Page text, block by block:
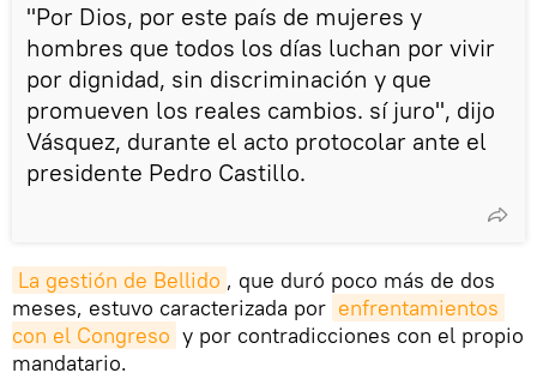
"Por Dios, por este país de mujeres y
hombres que todos los días luchan por vivir
por dignidad, sin discriminación y que
promueven los reales cambios. sí juro", dijo
Vásquez, durante el acto protocolar ante el
presidente Pedro Castillo.
La gestión de Bellido , que duró poco más de dos
meses, estuvo caracterizada por enfrentamientos
con el Congreso y por contradicciones con el propio
mandatario.